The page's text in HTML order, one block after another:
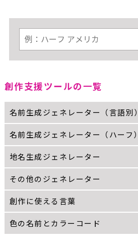
創作支援ツールの一覧
名前生成ジェネレーター（言語別）
名前生成ジェネレーター（ハーフ）
地名生成ジェネレーター
その他のジェネレーター
創作に使える言葉
色の名前とカラーコード